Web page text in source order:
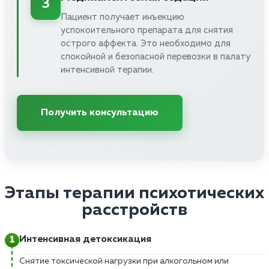
3
Пациент получает инъекцию
успокоительного препарата для снятия
острого аффекта. Это необходимо для
спокойной и безопасной перевозки в палату
интенсивной терапии.
Получить консультацию
Этапы терапии психотических
расстройств
Интенсивная детоксикация
Снятие токсической нагрузки при алкогольном или